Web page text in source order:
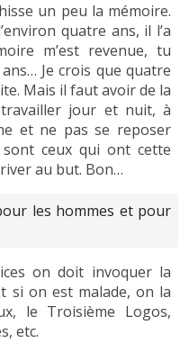
un peu la mémoire.
quatre ans, il l’a
m’est revenue, tu
Je crois que quatre
Mais il faut avoir de la
jour et nuit, à
et ne pas se reposer
ceux qui ont cette
au but. Bon…
les hommes et pour
on doit invoquer la
si on est malade, on la
le Troisième Logos,
etc.